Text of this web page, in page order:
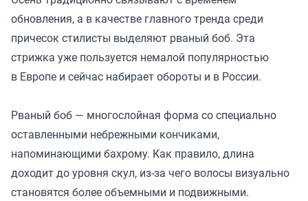
обновления, а в качестве главного тренда среди
причесок стилисты выделяют рваный боб. Эта
стрижка уже пользуется немалой популярностью
в Европе и сейчас набирает обороты и в России.
Рваный боб — многослойная форма со специально
оставленными небрежными кончиками,
напоминающими бахрому. Как правило, длина
доходит до уровня скул, из-за чего волосы визуально
становятся более объемными и подвижными.